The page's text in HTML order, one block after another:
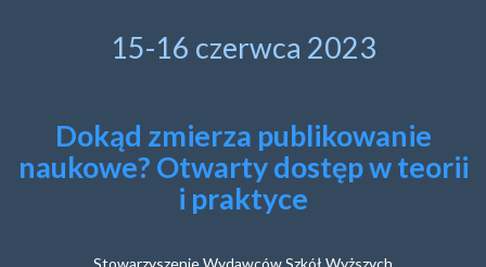
15-16 czerwca 2023
Dokąd zmierza publikowanie
naukowe? Otwarty dostęp w teorii
i praktyce
Stowarzyszenie Wydawców Szkół Wyższych